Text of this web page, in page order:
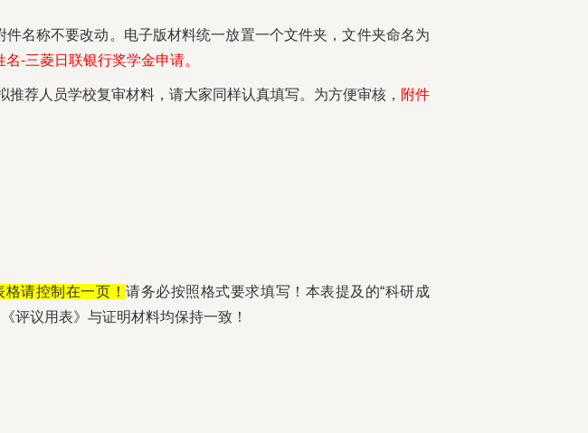
件名称不要改动。电子版材料统一放置一个文件夹，文件夹命名为
名-三菱日联银行奖学金申请。
荐人员学校复审材料，请大家同样认真填写。为方便审核， 附件
格请控制在一页！请务必按照格式要求填写！本表提及的“科研成
评议用表》与证明材料均保持一致！